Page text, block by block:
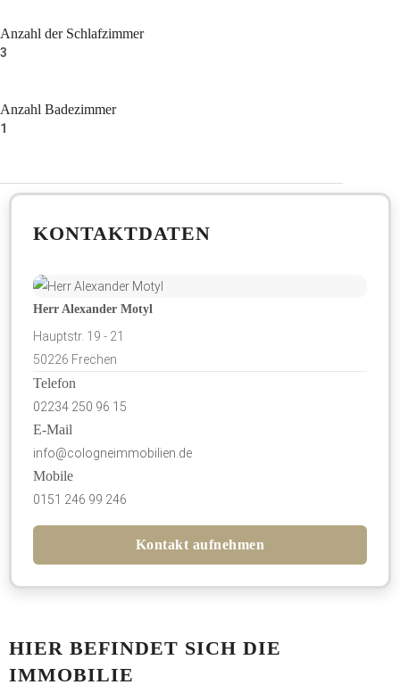
Anzahl der Schlafzimmer
3
Anzahl Badezimmer
1
KONTAKTDATEN
Herr Alexander Motyl
Hauptstr. 19 - 21
50226 Frechen
Telefon
02234 250 96 15
E-Mail
info@cologneimmobilien.de
Mobile
0151 246 99 246
Kontakt aufnehmen
HIER BEFINDET SICH DIE
IMMOBILIE